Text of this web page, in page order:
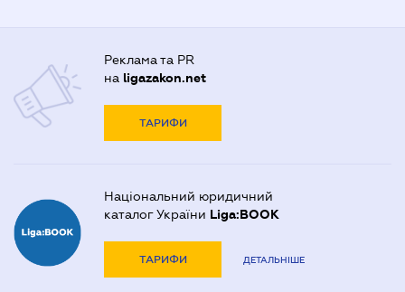
Реклама та PR
на ligazakon.net
ТАРИФИ
Національний юридичний
каталог України Liga:BOOK
ТАРИФИ ДЕТАЛЬНІШЕ